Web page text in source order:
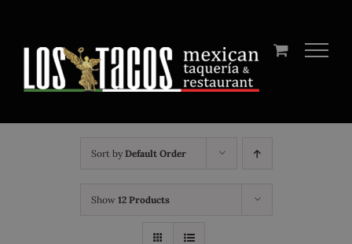
content
Sort by Default Order
Show 12 Products